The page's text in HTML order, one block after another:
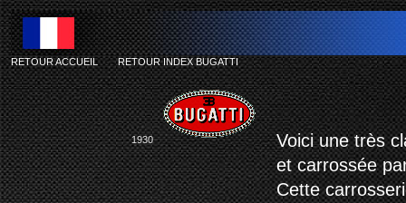
RETOUR ACCUEIL-RETOUR INDEX BUGATTI
1930
Voici une très
et carrossée
Cette